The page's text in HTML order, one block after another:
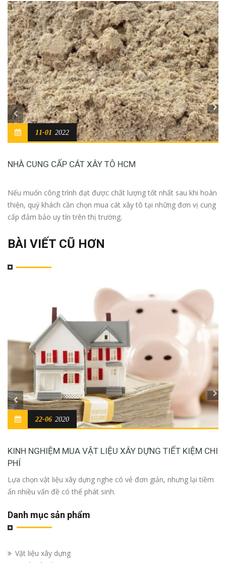
NHÀ CUNG CẤP CÁT XÂY TÔ HCM
11-01 2022
Nếu muốn công trình đạt được chất lượng tốt nhất sau khi hoàn
thiện, quý khách cần chọn mua cát xây tô tại những đơn vị cung
cấp đảm bảo uy tín trên thị trường.
BÀI VIẾT CŨ HƠN
KINH NGHIỆM MUA VẬT LIỆU XÂY DỰNG TIẾT KIỆM CHI
PHÍ
22-06 2020
Lựa chọn vật liệu xây dựng nghe có vẻ đơn giản, nhưng lại tiềm
ẩn nhiều vấn đề có thể phát sinh.
Danh mục sản phẩm
Vật liệu xây dựng